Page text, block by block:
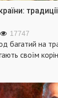
17747
багатий на
своїм